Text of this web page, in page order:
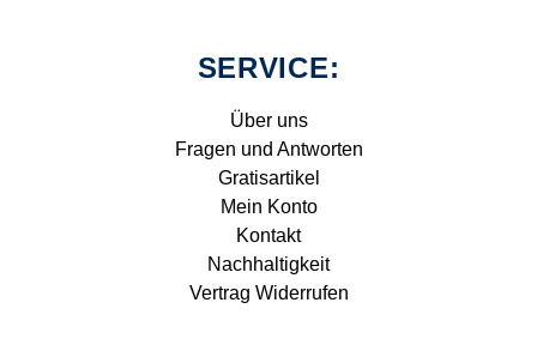
SERVICE:
Über uns
Fragen und Antworten
Gratisartikel
Mein Konto
Kontakt
Nachhaltigkeit
Vertrag Widerrufen